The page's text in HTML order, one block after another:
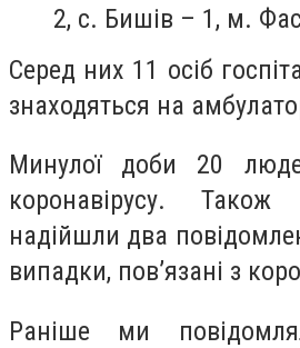
2, с. Бишів – 1, м.
Серед них 11 осіб
знаходяться на
Минулої доби 20
коронавірусу.
надійшли два
випадки, пов’язані з
Раніше ми